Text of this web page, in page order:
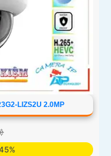
LIZS2U 2.0MP